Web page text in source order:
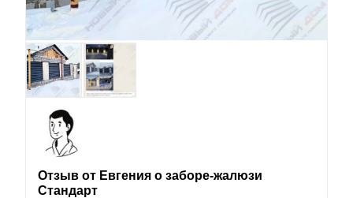
Отзыв от Евгения о заборе-жалюзи
Стандарт